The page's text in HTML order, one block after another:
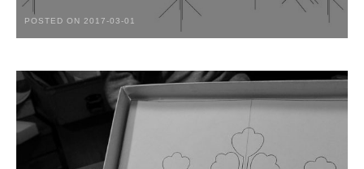
POSTED ON 2017-03-01